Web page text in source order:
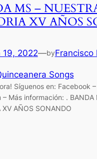
MS –
XV AÑOS
19, 2022—byFrancisco
Songs
Síguenos en: Facebook
Más información: . BANDA
XV AÑOS SONANDO